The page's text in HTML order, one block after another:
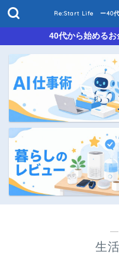
Re:Start Life ー40代
40代から始める
―
生